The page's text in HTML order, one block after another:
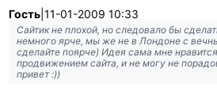
Гость 11-01-2009 10:33
Сайтик не плохой, но следовало бы
немного ярче, мы же не в Лондоне с
сделайте поярче) Идея сама мне
продвижением сайта, и не могу не
привет :))